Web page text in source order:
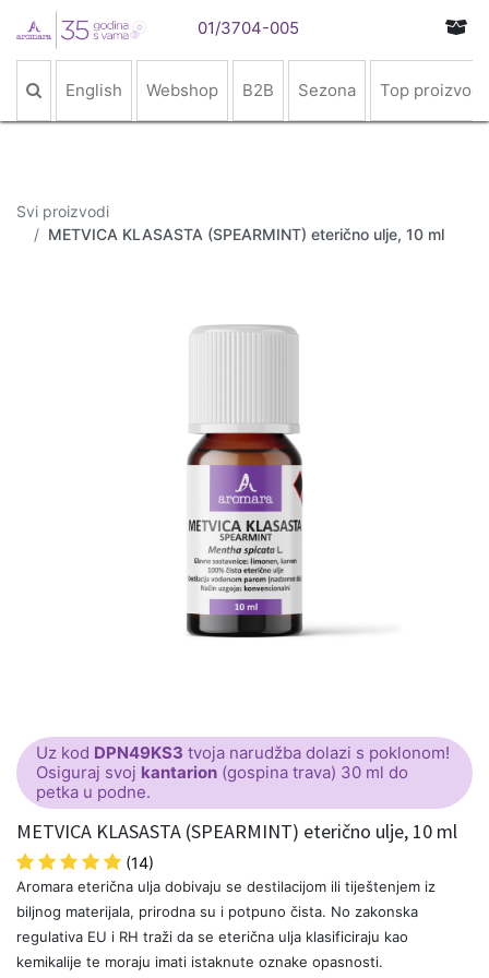
01/3704-005
English Webshop B2B Sezona Top proizvodi
Svi proizvodi
METVICA KLASASTA (SPEARMINT) eterično ulje, 10 ml
Uz kod DPN49KS3 tvoja narudžba dolazi s poklonom!
Osiguraj svoj kantarion (gospina trava) 30 ml do
petka u podne.
METVICA KLASASTA (SPEARMINT) eterično ulje, 10 ml
(14)
Aromara eterična ulja dobivaju se destilacijom ili tiještenjem iz
biljnog materijala, prirodna su i potpuno čista. No zakonska
regulativa EU i RH traži da se eterična ulja klasificiraju kao
kemikalije te moraju imati istaknute oznake opasnosti.